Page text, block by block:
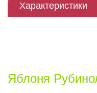
Характеристики
Яблоня